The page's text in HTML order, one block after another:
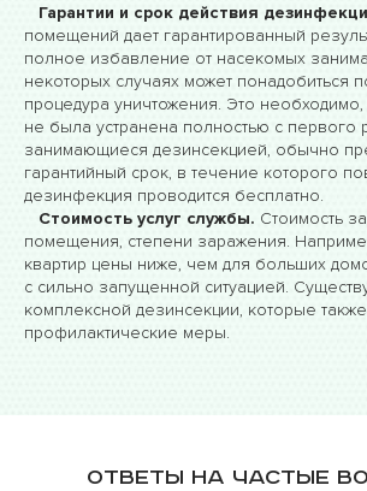
Гарантии и срок действия
помещений дает гарантированный
полное избавление от насекомых
некоторых случаях может понадобиться
процедура уничтожения. Это
не была устранена полностью с первого
занимающиеся дезинсекцией, обычно
гарантийный срок, в течение которого
дезинфекция проводится бесплатно.
Стоимость услуг службы. Стоимость
помещения, степени заражения.
квартир цены ниже, чем для больших
с сильно запущенной ситуацией.
комплексной дезинсекции, которые
профилактические меры.
Ответы на частые